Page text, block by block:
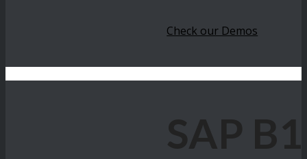
Check our Demos
SAP